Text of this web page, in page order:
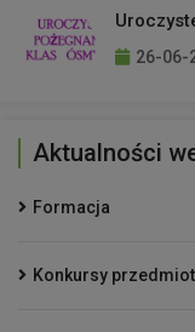
26-06-
Aktualności
Formacja
Konkursy